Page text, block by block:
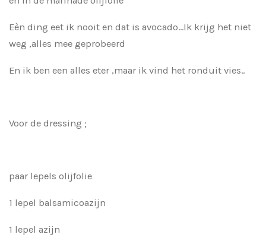
Eèn ding eet ik nooit en dat is avocado...Ik krijg het niet
weg ,alles mee geprobeerd
En ik ben een alles eter ,maar ik vind het ronduit vies..
Voor de dressing ;
paar lepels olijfolie
1 lepel balsamicoazijn
1 lepel azijn